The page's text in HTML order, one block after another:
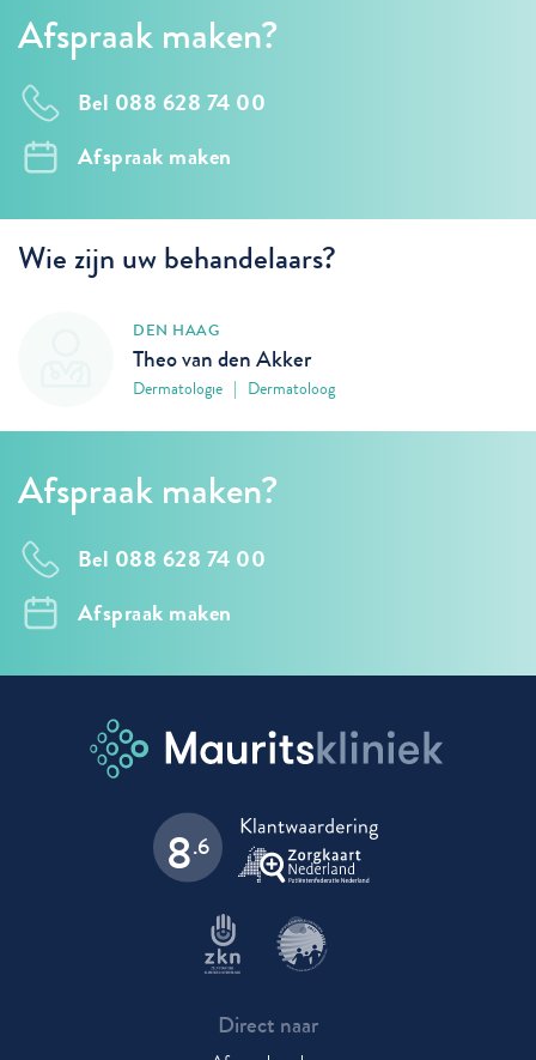
Afspraak maken?
Bel 088 628 74 00
Afspraak maken
Wie zijn uw behandelaars?
DEN HAAG
Theo van den Akker
Dermatologie | Dermatoloog
Afspraak maken?
Bel 088 628 74 00
Afspraak maken
8.6
Direct naar